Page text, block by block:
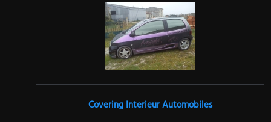
Covering Interieur Automobiles